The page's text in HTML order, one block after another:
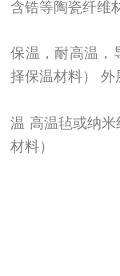
含锆等陶瓷纤维
保温，耐高温，
择保温材料） 外
温 高温毡或纳
材料）